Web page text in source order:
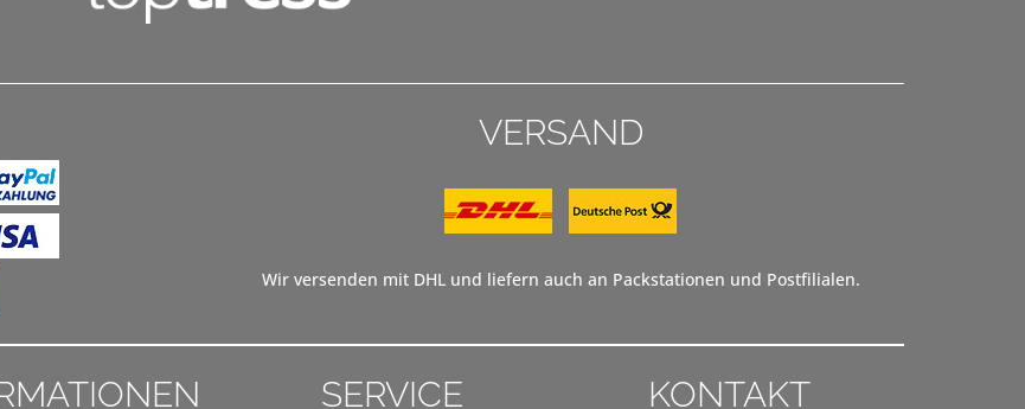
VERSAND
Wir versenden mit DHL und liefern auch an Packstationen und Postfilialen.
SERVICE KONTAKT